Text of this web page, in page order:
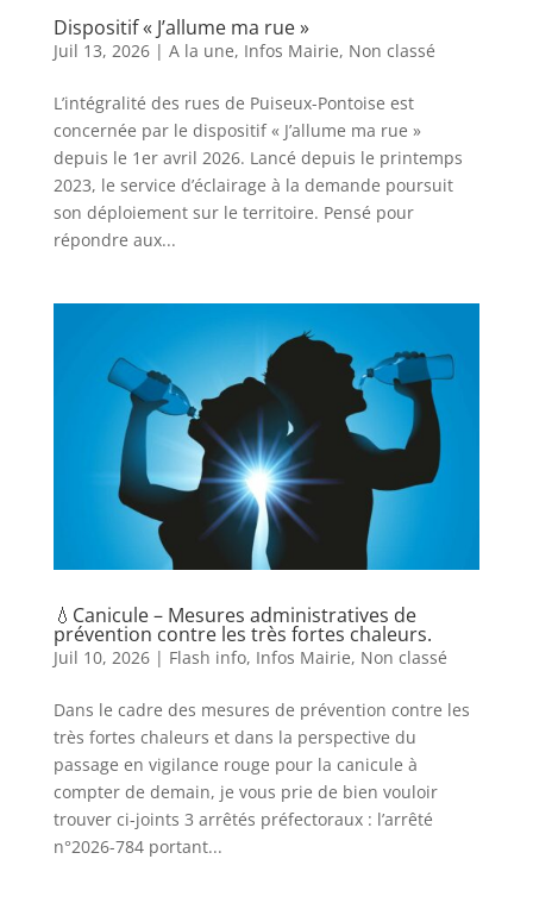
Dispositif « J’allume ma rue »
Juil 13, 2026| A la une, Infos Mairie, Non classé
L’intégralité des rues de Puiseux-Pontoise est
concernée par le dispositif « J’allume ma rue »
depuis le 1er avril 2026. Lancé depuis le printemps
2023, le service d’éclairage à la demande poursuit
son déploiement sur le territoire. Pensé pour
répondre aux...
💧Canicule – Mesures administratives de
prévention contre les très fortes chaleurs.
Juil 10, 2026| Flash info, Infos Mairie, Non classé
Dans le cadre des mesures de prévention contre les
très fortes chaleurs et dans la perspective du
passage en vigilance rouge pour la canicule à
compter de demain, je vous prie de bien vouloir
trouver ci-joints 3 arrêtés préfectoraux : l’arrêté
n°2026-784 portant...